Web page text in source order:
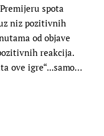
spota
niz pozitivnih
od objave
reakcija.
ove igre“...samo…